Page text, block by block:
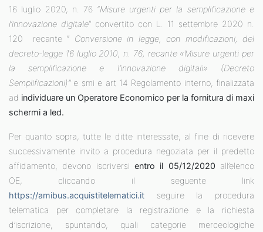
16 luglio 2020, n. 76 “Misure urgenti per la semplificazione e
l’innovazione digitale” convertito con L. 11 settembre 2020 n.
120 recante “ Conversione in legge, con modificazioni, del
decreto-legge 16 luglio 2010, n. 76, recante «Misure urgenti per
la semplificazione e l’innovazione digitali» (Decreto
Semplificazioni)”e smi e art 14 Regolamento interno, finalizzata
ad individuare un Operatore Economico per la fornitura di maxi
schermi a led.
Per quanto sopra, tutte le ditte interessate, al fine di ricevere
successivamente invito a procedura negoziata per il predetto
affidamento, devono iscriversi entro il 05/12/2020 all’elenco
OE, cliccando il seguente link
https://amibus.acquistitelematici.it seguire la procedura
telematica per completare la registrazione e la richiesta
d’iscrizione, spuntando, quali categorie merceologiche